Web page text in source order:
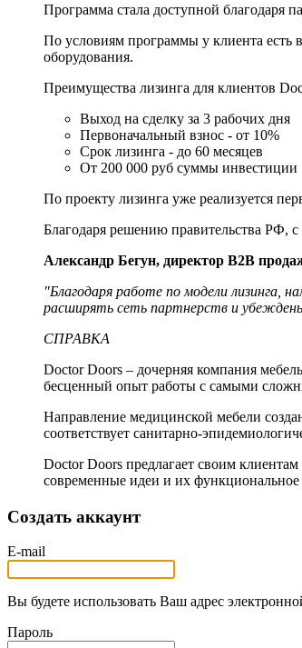
Программа стала доступной благодаря
По условиям программы у клиента есть
оборудования.
Преимущества лизинга для клиентов
Выход на сделку за 3 рабочих дня
Первоначальный взнос - от 10%
Срок лизинга - до 60 месяцев
От 200 000 руб суммы инвестиции
По проекту лизинга уже реализуется
Благодаря решению правительства РФ,
Александр Бегун, директор B2B
"Благодаря работе по модели лизинга,
расширять сеть партнерств и
СПРАВКА
Doctor Doors – дочерняя компания
бесценный опыт работы с самыми
Направление медицинской мебели
соответствует санитарно-
Doctor Doors предлагает своим
современные идеи и их
Создать аккаунт
E-mail
Вы будете использовать Ваш адрес
Пароль